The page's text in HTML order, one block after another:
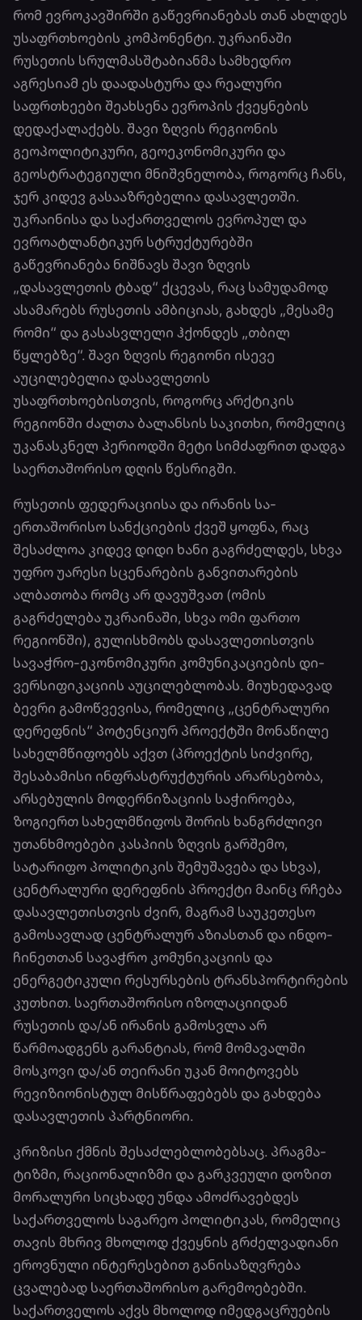
რომ ევროკავშირში გაწევრიანებას თან ახლდეს
უსაფრთხოების კომპონენტი. უკრაინაში
რუსეთის სრულმასშტაბიანმა სამხედრო
აგრესიამ ეს დაადასტურა და რეალური
საფრთხეები შეახსენა ევროპის ქვეყნების
დედაქალაქებს. შავი ზღვის რეგიონის
გეოპოლიტიკური, გეოეკონომიკური და
გეოსტრატეგიული მნიშვნელობა, როგორც ჩანს,
ჯერ კიდევ გასააზრებელია დასავლეთში.
უკრაინისა და საქართველოს ევროპულ და
ევროატლანტიკურ სტრუქტურებში
გაწევრიანება ნიშნავს შავი ზღვის
„დასავლეთის ტბად“ ქცევას, რაც სამუდამოდ
ასამარებს რუსეთის ამბიციას, გახდეს „მესამე
რომი“ და გასასვლელი ჰქონდეს „თბილ
წყლებზე“. შავი ზღვის რეგიონი ისევე
აუცილებელია დასავლეთის
უსაფრთხოებისთვის, როგორც არქტიკის
რეგიონში ძალთა ბალანსის საკითხი, რომელიც
უკანასკნელ პერიოდში მეტი სიმძაფრით დადგა
საერთაშორისო დღის წესრიგში.
რუსეთის ფედერაციისა და ირანის სა­
ერთაშორისო სანქციების ქვეშ ყოფნა, რაც
შესაძლოა კიდევ დიდი ხანი გაგრძელდეს, სხვა
უფრო უარესი სცენარების განვითარების
ალბათობა რომც არ დავუშვათ (ომის
გაგრძელება უკრაინაში, სხვა ომი ფართო
რეგიონში), გულისხმობს დასავლეთისთვის
სავაჭრო-ეკონომიკური კომუნიკაციების დი­
ვერ­­­სი­­ფიკაციის აუცილებლობას. მიუხედა­­­­ვად
ბევრი გამოწვევისა, რომელიც „ცენტრა­ლური
დერეფნის“ პოტენციურ პროექტში მონაწილე
სახელმწიფოებს აქვთ (პროექტის სიძვირე,
შესაბამისი ინფრასტრუქტურის არარსებობა,
არსებულის მოდერნიზაციის საჭიროება,
ზოგიერთ სახელმწიფოს შორის ხანგრძლივი
უთანხმოებები კასპიის ზღვის გარშემო,
სატარიფო პოლიტიკის შემუშავება და სხვა),
ცენტრალური დერეფნის პროექტი მაინც რჩება
დასავლეთისთვის ძვირ, მაგრამ საუკეთესო
გამოსავლად ცენტრალურ აზიასთან და ინდო-
ჩინეთთან სავაჭრო კომუნიკაციის და
ენერგეტიკული რესურსების ტრანსპორტირების
კუთხით. საერთაშორისო იზოლაციიდან
რუსეთის და/ან ირანის გამოსვლა არ
წარმოადგენს გარანტიას, რომ მომავალში
მოსკოვი და/ან თეირანი უკან მოიტოვებს
რევიზიონისტულ მისწრაფებებს და გახდება
დასავლეთის პარტნიორი.
კრიზისი ქმნის შესაძლებლობებსაც. პრაგმა­
ტიზმი, რაციონალიზმი და გარკვეული დოზით
მორალური სიცხადე უნდა ამოძრავებდეს
საქართველოს საგარეო პოლიტიკას, რომელიც
თავის მხრივ მხოლოდ ქვეყნის გრძელვადიანი
ეროვნული ინტერესებით განისაზღვრება
ცვალებად საერთაშორისო გარემოებებში.
საქართველოს აქვს მხოლოდ იმედგაცრუების